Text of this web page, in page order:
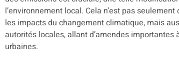
l’environnement local. Cela n’est pas
les impacts du changement climatique, mais
autorités locales, allant d’amendes
urbaines.